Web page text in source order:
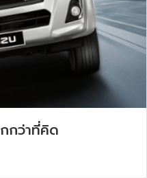
กว่าที่คิด